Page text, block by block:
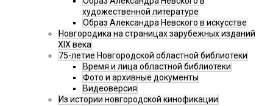
художественной литературе
Образ Александра Невского в искусстве
Новгородика на страницах зарубежных изданий
XIX века
75-летие Новгородской областной библиотеки
Время и лица областной библиотеки
Фото и архивные документы
Видеоверсия
Из истории новгородской кинофикации